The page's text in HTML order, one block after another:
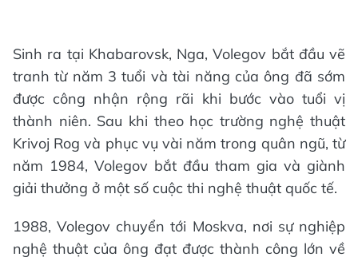
Sinh ra tại Khabarovsk, Nga, Volegov bắt đầu vẽ
tranh từ năm 3 tuổi và tài năng của ông đã sớm
được công nhận rộng rãi khi bước vào tuổi vị
thành niên. Sau khi theo học trường nghệ thuật
Krivoj Rog và phục vụ vài năm trong quân ngũ, từ
năm 1984, Volegov bắt đầu tham gia và giành
giải thưởng ở một số cuộc thi nghệ thuật quốc tế.
1988, Volegov chuyển tới Moskva, nơi sự nghiệp
nghệ thuật của ông đạt được thành công lớn về